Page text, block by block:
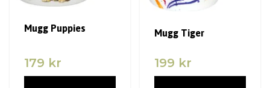
Mugg Puppies
179 kr
Mugg Tiger
199 kr